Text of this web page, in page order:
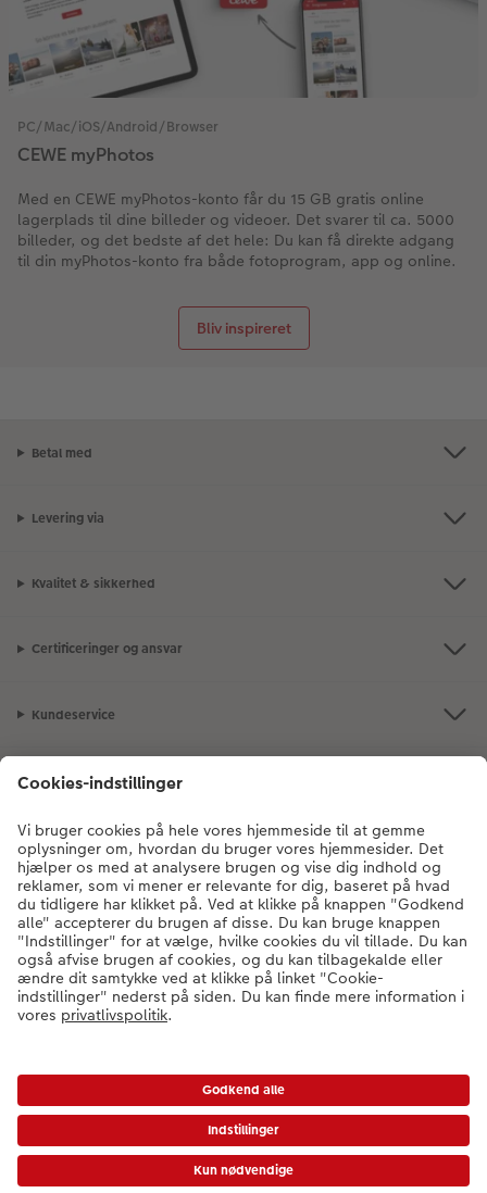
PC/Mac/iOS/Android/Browser
CEWE myPhotos
Med en CEWE myPhotos-konto får du 15 GB gratis online
lagerplads til dine billeder og videoer. Det svarer til ca. 5000
billeder, og det bedste af det hele: Du kan få direkte adgang
til din myPhotos-konto fra både fotoprogram, app og online.
Bliv inspireret
Betal med
Levering via
Kvalitet & sikkerhed
Certificeringer og ansvar
Kundeservice
Om CEWE
Fotoprodukter
Andre produkter
78 79 78 03- Man-fre: 09:00-20:00 | Søn: 14:00-
20:00 (undtagen helligdage)